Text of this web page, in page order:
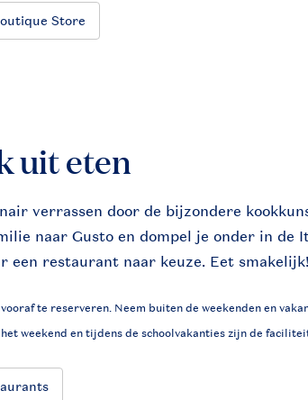
Store
uit eten
verrassen door de bijzondere
naar Gusto en dompel je onder in de
een restaurant naar keuze. Eet
te reserveren. Neem buiten de weekenden en
weekend en tijdens de schoolvakanties zijn de